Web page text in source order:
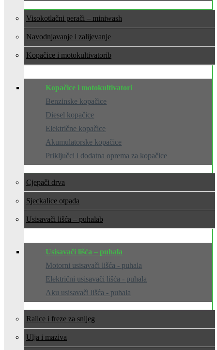
Visokotlačni perači – miniwash
Navodnjavanje i zalijevanje
Kopačice i motokultivatori
Kopačice i motokultivatori
Benzinske kopačice
Diesel kopačice
Električne kopačice
Akumulatorske kopačice
Priključci i dodatna oprema za kopačice
Cjepači drva
Sjeckalice otpada
Usisavači lišća – puhala
Usisavači lišća – puhala
Motorni usisavači lišća - puhala
Električni usisavači lišća - puhala
Aku usisavači lišća - puhala
Ralice i freze za snijeg
Ulja i maziva